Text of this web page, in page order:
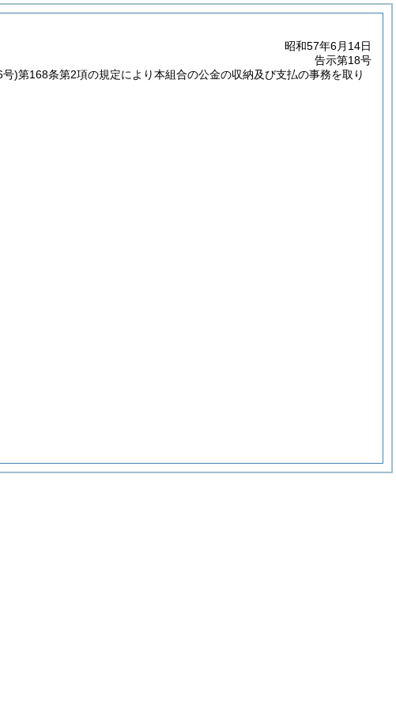
昭和57年6月14日
告示第18号
号)第168条第2項の規定により本組合の公金の収納及び支払の事務を取り